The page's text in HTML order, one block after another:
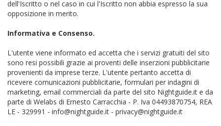
dell'Iscritto o nel caso in cui l'Iscritto non abbia espresso la sua
opposizione in merito.
Informativa e Consenso.
L'utente viene informato ed accetta che i servizi gratuiti del sito
sono resi possibili grazie ai proventi delle inserzioni pubblicitarie
provenienti da imprese terze. L'utente pertanto accetta di
ricevere comunicazioni pubblicitarie, formulari per indagini di
marketing, email commerciali da parte del sito Nightguide.it e da
parte di Welabs di Ernesto Carracchia - P. Iva 04493870754, REA
LE - 329991 - info@nightguide.it - privacy@nightguide.it